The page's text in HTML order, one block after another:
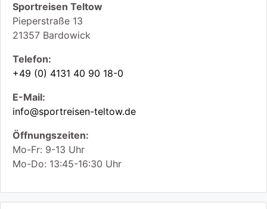
Sportreisen Teltow
Pieperstraße 13
21357 Bardowick
Telefon:
+49 (0) 4131 40 90 18-0
E-Mail:
info@sportreisen-teltow.de
Öffnungszeiten:
Mo-Fr: 9-13 Uhr
Mo-Do: 13:45-16:30 Uhr